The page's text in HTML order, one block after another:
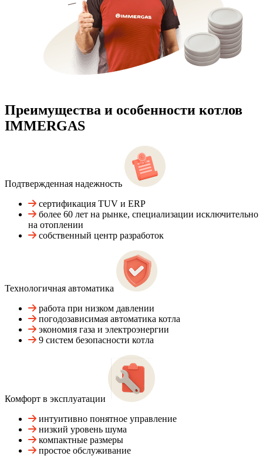
Преимущества и особенности котлов
IMMERGAS
Подтвержденная надежность
сертификация TUV и ERP
более 60 лет на рынке, специализации исключительно
на отоплении
собственный центр разработок
Технологичная автоматика
работа при низком давлении
погодозависимая автоматика котла
экономия газа и электроэнергии
9 систем безопасности котла
Комфорт в эксплуатации
интуитивно понятное управление
низкий уровень шума
компактные размеры
простое обслуживание